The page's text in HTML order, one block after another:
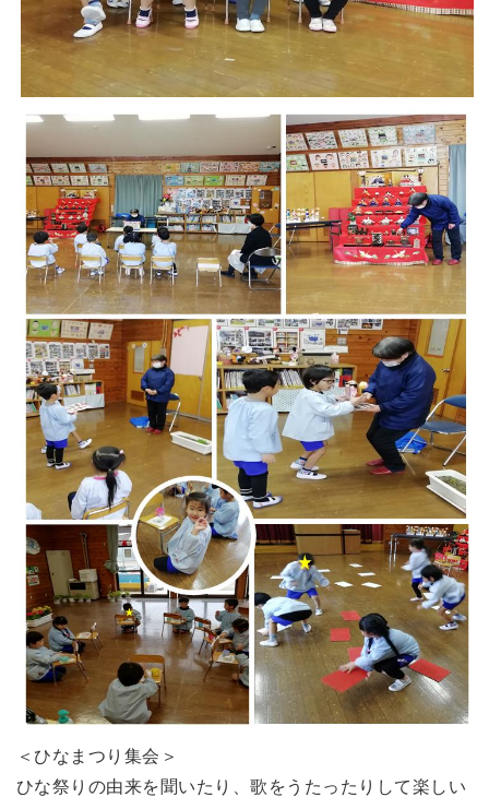
＜ひなまつり集会＞
ひな祭りの由来を聞いたり、歌をうたったりして楽しい